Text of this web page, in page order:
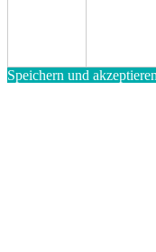
Speichern und